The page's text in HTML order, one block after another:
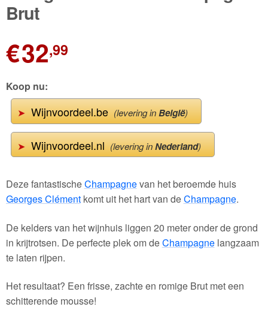
Wijnpakketten
Brut
€32,99
Koop nu:
➤Wijnvoordeel.be(levering inBelgië)
➤Wijnvoordeel.nl(levering inNederland)
Deze fantastischeChampagnevan het beroemde huis
Georges Clémentkomt uit het hart van deChampagne.
De kelders van het wijnhuis liggen 20 meter onder de grond
in krijtrotsen. De perfecte plek om deChampagnelangzaam
te laten rijpen.
Het resultaat? Een frisse, zachte en romige Brut met een
schitterende mousse!